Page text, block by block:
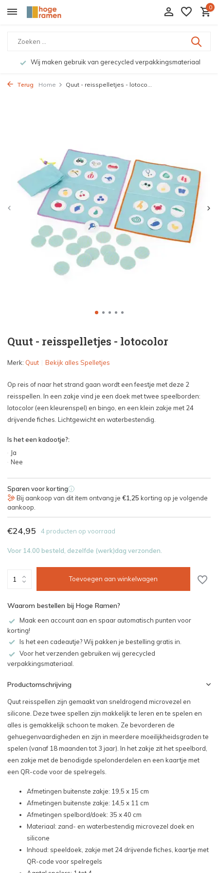
0
Wij maken gebruik van gerecycled verpakkingsmateriaal
Terug Home Quut - reisspelletjes - lotoco...
Quut - reisspelletjes - lotocolor
Merk: Quut Bekijk alles Spelletjes
Op reis of naar het strand gaan wordt een feestje met deze 2
reisspellen. In een zakje vind je een doek met twee speelborden:
lotocolor (een kleurenspel) en bingo, en een klein zakje met 24
drijvende fiches. Lichtgewicht en waterbestendig.
Is het een kadootje?:
Ja
Nee
Sparen voor korting i
Bij aankoop van dit item ontvang je €1,25 korting op je volgende
aankoop.
€24,95 4 producten op voorraad
Voor 14.00 besteld, dezelfde (werk)dag verzonden.
Toevoegen aan winkelwagen
Waarom bestellen bij Hoge Ramen?
Maak een account aan en spaar automatisch punten voor
korting!
Is het een cadeautje? Wij pakken je bestelling gratis in.
Voor het verzenden gebruiken wij gerecycled
verpakkingsmateriaal.
Productomschrijving
Quut reisspellen zijn gemaakt van sneldrogend microvezel en
silicone. Deze twee spellen zijn makkelijk te leren en te spelen en
alles is gemakkelijk schoon te maken. Ze bevorderen de
gehuegenvaardigheden en zijn in meerdere moeilijkheidsgraden te
spelen (vanaf 18 maanden tot 3 jaar). In het zakje zit het speelbord,
een zakje met de benodigde spelonderdelen en een kaartje met
een QR-code voor de spelregels.
Afmetingen buitenste zakje: 19,5 x 15 cm
Afmetingen buitenste zakje: 14,5 x 11 cm
Afmetingen spelbord/doek: 35 x 40 cm
Materiaal: zand- en waterbestendig microvezel doek en
silicone
Inhoud: speeldoek, zakje met 24 drijvende fiches, kaartje met
QR-code voor spelregels